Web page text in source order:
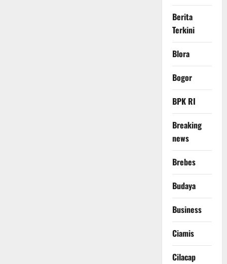
Berita
Terkini
Blora
Bogor
BPK RI
Breaking
news
Brebes
Budaya
Business
Ciamis
Cilacap